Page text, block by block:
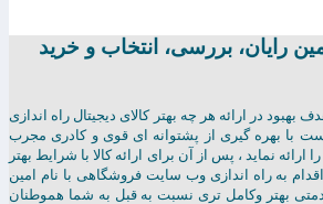
رايان، بررسی، انتخاب و خرید
رايان از سال 1390 با هدف بهبود در ارائه هر چه بهتر کالای دیجیتال راه اندازی
با بهره گیری از پشتوانه ای قوی و کادری مجرب
نماید ، پس از آن برای ارائه کالا با شرایط بهتر
به راه اندازی وب سایت فروشگاهی با نام امین
خدمتی بهتر وکامل تری نسبت به قبل به شما هموطنان